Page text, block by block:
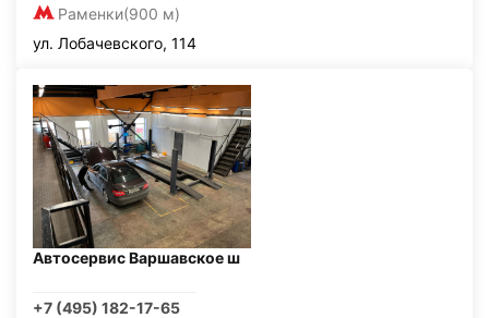
Раменки(900 м)
ул. Лобачевского, 114
Автосервис Варшавское ш
+7 (495) 182-17-65